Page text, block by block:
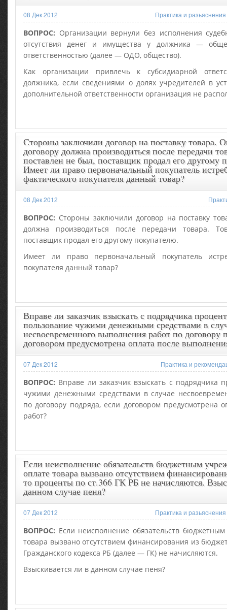
08 Дек 2012 Практика и
ВОПРОС: Организации вернули без исполнения
отсутствия денег и имущества у должника —
ответственностью (далее — ОДО, общество).
Как организации привлечь к субсидиарной
должника, если сведениями о долях учредителей в
дополнительной ответственности организация не
Стороны заключили договор на поставку товара.
договору должна производиться после передачи
поставлен не был, поставщик продал его другому
Имеет ли право первоначальный покупатель
фактического покупателя данный товар?
08 Дек 2012
ВОПРОС: Стороны заключили договор на поставку
должна производиться после передачи товара.
поставщик продал его другому покупателю.
Имеет ли право первоначальный покупатель
покупателя данный товар?
Вправе ли заказчик взыскать с подрядчика
пользование чужими денежными средствами в
несвоевременного выполнения работ по договору
договором предусмотрена оплата после
07 Дек 2012 Практика и
ВОПРОС: Вправе ли заказчик взыскать с подрядчика
чужими денежными средствами в случае
по договору подряда, если договором предусмотрена
работ?
Если неисполнение обязательств бюджетным
оплате товара вызвано отсутствием
то проценты по ст.366 ГК РБ не начисляются.
данном случае пеня?
07 Дек 2012 Практика и
ВОПРОС: Если неисполнение обязательств
товара вызвано отсутствием финансирования из
Гражданского кодекса РБ (далее — ГК) не начисляются.
Взыскивается ли в данном случае пеня?